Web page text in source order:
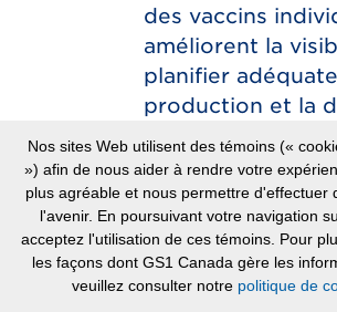
des vaccins
améliorent la
planifier
production et la
Les données
compilées plus
Moins d’erreurs
Nos sites Web utilisent des témoins («
») afin de nous aider à rendre votre
plus agréable et nous permettre d'effectuer
l'avenir. En poursuivant votre navigation
acceptez l'utilisation de ces témoins. Pour
les façons dont GS1 Canada gère les
veuillez consulter notre politique de